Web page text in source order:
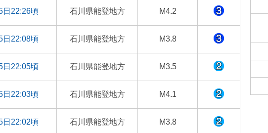
日22:26頃 石川県能登地方 M4.2
日22:08頃 石川県能登地方 M3.8
日22:05頃 石川県能登地方 M3.5
日22:03頃 石川県能登地方 M4.1
日22:02頃 石川県能登地方 M3.8